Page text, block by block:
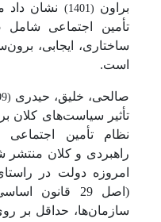
براون (1401)
نشان داد
است.
صالحی، خلیق، حیدری (1399)
تأثیر سیاست‌های کلان
نظام تأمین
راهبردی و کلان منتشر
امروزه دولت در
(اصل 29
سازمان‌ها، حداقل بر